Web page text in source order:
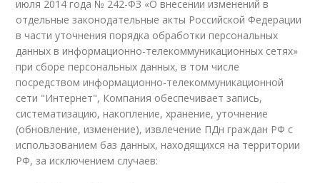
июля 2014 года № 242-ФЗ «О внесении изменений в
отдельные законодательные акты Российской Федерации
в части уточнения порядка обработки персональных
данных в информационно-телекоммуникационных сетях»
при сборе персональных данных, в том числе
посредством информационно-телекоммуникационной
сети "Интернет", Компания обеспечивает запись,
систематизацию, накопление, хранение, уточнение
(обновление, изменение), извлечение ПДн граждан РФ с
использованием баз данных, находящихся на территории
РФ, за исключением случаев: